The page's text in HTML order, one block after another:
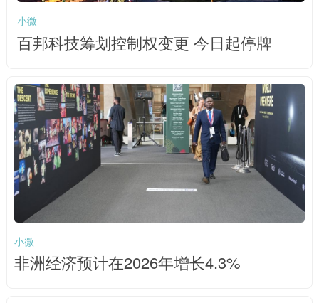
小微
百邦科技筹划控制权变更 今日起停牌
小微
非洲经济预计在2026年增长4.3%